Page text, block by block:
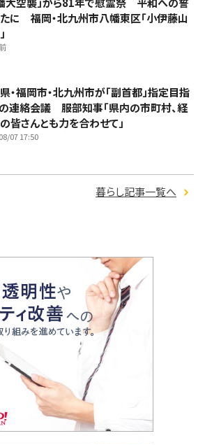
に 福岡・北九州市八幡東区「小伊藤山
・福岡市・北九州市が「副首都」指定目指
連絡会議 服部知事「県内の市町村、経
皆さんとも力を合わせて」
07 17:50
暮らし記事一覧へ